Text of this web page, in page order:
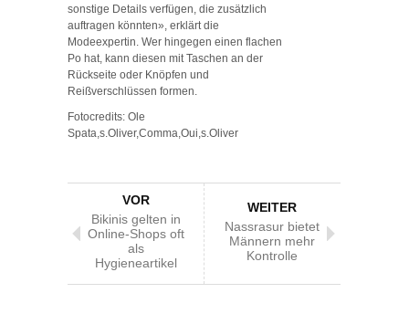
sonstige Details verfügen, die zusätzlich
auftragen könnten», erklärt die
Modeexpertin. Wer hingegen einen flachen
Po hat, kann diesen mit Taschen an der
Rückseite oder Knöpfen und
Reißverschlüssen formen.
Fotocredits: Ole
Spata,s.Oliver,Comma,Oui,s.Oliver
VOR
Bikinis gelten in
Online-Shops oft
als
Hygieneartikel
WEITER
Nassrasur bietet
Männern mehr
Kontrolle